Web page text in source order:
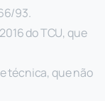
93.
do TCU, que
técnica, que não